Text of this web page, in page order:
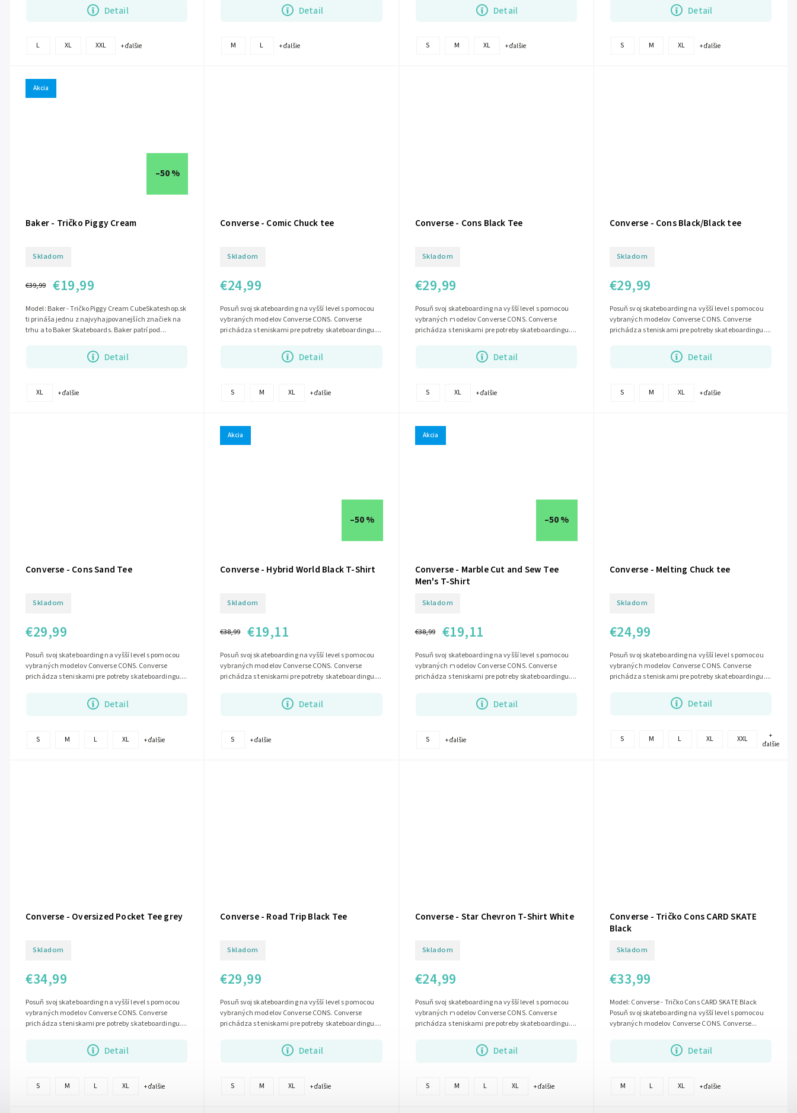
Detail
L XL XXL + ďalšie
Detail
M L + ďalšie
Detail
S M XL + ďalšie
Detail
S M XL + ďalšie
Akcia
–50 %
Baker - Tričko Piggy Cream
Skladom
€39,99 €19,99
Detail
Model: Baker - Tričko Piggy Cream CubeSkateshop.sk
ti prináša jednu z najvyhajpovanejších značiek na
trhu a to Baker Skateboards. Baker patrí pod...
XL + ďalšie
Converse - Comic Chuck tee
Skladom
€24,99
Detail
Posuň svoj skateboarding na vyšší level s pomocou
vybraných modelov Converse CONS. Converse
prichádza s teniskami pre potreby skateboardingu....
S M XL + ďalšie
Converse - Cons Black Tee
Skladom
€29,99
Detail
Posuň svoj skateboarding na vyšší level s pomocou
vybraných modelov Converse CONS. Converse
prichádza s teniskami pre potreby skateboardingu....
S XL + ďalšie
Converse - Cons Black/Black tee
Skladom
€29,99
Detail
Posuň svoj skateboarding na vyšší level s pomocou
vybraných modelov Converse CONS. Converse
prichádza s teniskami pre potreby skateboardingu....
S M XL + ďalšie
Converse - Cons Sand Tee
Skladom
€29,99
Detail
Posuň svoj skateboarding na vyšší level s pomocou
vybraných modelov Converse CONS. Converse
prichádza s teniskami pre potreby skateboardingu....
S M L XL + ďalšie
Akcia
–50 %
Converse - Hybrid World Black T-Shirt
Skladom
€38,99 €19,11
Detail
Posuň svoj skateboarding na vyšší level s pomocou
vybraných modelov Converse CONS. Converse
prichádza s teniskami pre potreby skateboardingu....
S + ďalšie
Akcia
–50 %
Converse - Marble Cut and Sew Tee
Men's T-Shirt
Skladom
€38,99 €19,11
Detail
Posuň svoj skateboarding na vyšší level s pomocou
vybraných modelov Converse CONS. Converse
prichádza s teniskami pre potreby skateboardingu....
S + ďalšie
Converse - Melting Chuck tee
Skladom
€24,99
Detail
Posuň svoj skateboarding na vyšší level s pomocou
vybraných modelov Converse CONS. Converse
prichádza s teniskami pre potreby skateboardingu....
S M L XL XXL
+
ďalšie
Converse - Oversized Pocket Tee grey
Skladom
€34,99
Detail
Posuň svoj skateboarding na vyšší level s pomocou
vybraných modelov Converse CONS. Converse
prichádza s teniskami pre potreby skateboardingu....
S M L XL + ďalšie
Converse - Road Trip Black Tee
Skladom
€29,99
Detail
Posuň svoj skateboarding na vyšší level s pomocou
vybraných modelov Converse CONS. Converse
prichádza s teniskami pre potreby skateboardingu....
S M XL + ďalšie
Converse - Star Chevron T-Shirt White
Skladom
€24,99
Detail
Posuň svoj skateboarding na vyšší level s pomocou
vybraných modelov Converse CONS. Converse
prichádza s teniskami pre potreby skateboardingu....
S M L XL + ďalšie
Converse - Tričko Cons CARD SKATE
Black
Skladom
€33,99
Detail
Model: Converse - Tričko Cons CARD SKATE Black
Posuň svoj skateboarding na vyšší level s pomocou
vybraných modelov Converse CONS. Converse...
M L XL + ďalšie